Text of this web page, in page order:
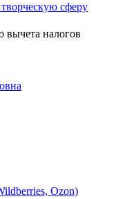
сферу
вычета налогов
Ozon)